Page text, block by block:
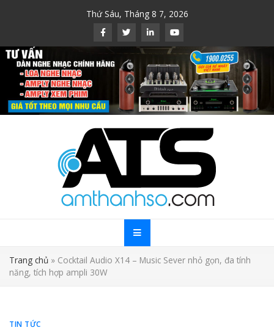
Thứ Sáu, Tháng 8 7, 2026
Trang chủ » Cocktail Audio X14 – Music Sever nhỏ gọn, đa tính
năng, tích hợp ampli 30W
TIN TỨC